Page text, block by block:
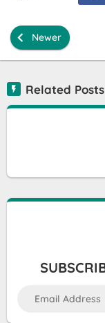
Newer
Related Posts